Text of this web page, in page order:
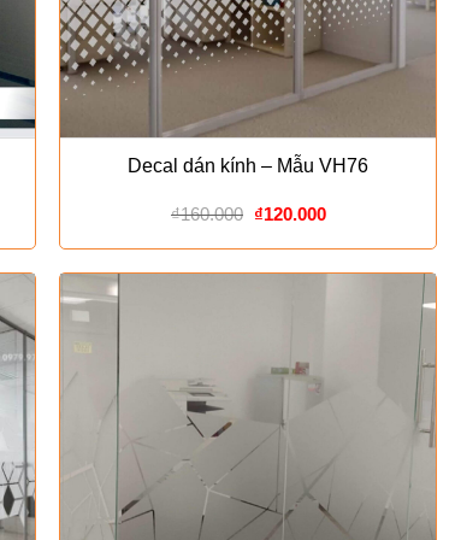
Decal dán kính – Mẫu VH76
₫160.000 Giá
là:
₫160.000.
₫120.000Giá
tại
là: